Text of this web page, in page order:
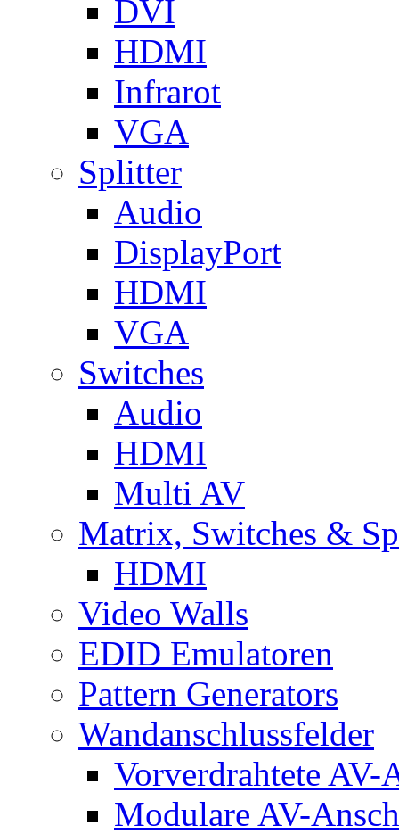
DVI
HDMI
Infrarot
VGA
Splitter
Audio
DisplayPort
HDMI
VGA
Switches
Audio
HDMI
Multi AV
Matrix, Switches &
HDMI
Video Walls
EDID Emulatoren
Pattern Generators
Wandanschlussfelder
Vorverdrahtete AV-
Modulare AV-